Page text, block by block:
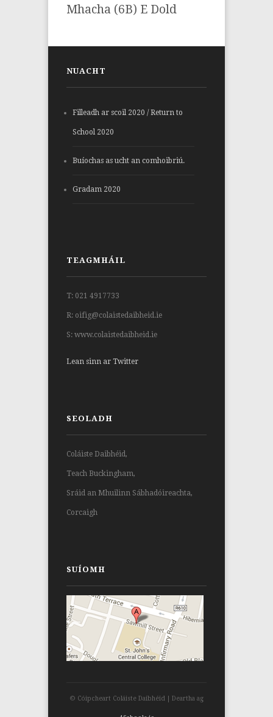
Mhacha (6B) E Dold
NUACHT
Filleadh ar scoil 2020 / Return to
School 2020
Buíochas as ucht an comhoibriú.
Gradam 2020
TEAGMHÁIL
T: 021 4917733
R: oifig@colaistedaibheid.ie
S: www.colaistedaibheid.ie
Lean sinn ar Twitter
SEOLADH
Coláiste Daibhéid,
Teach Buckingham,
Sráid an Mhuilinn Sábhadóireachta,
Corcaigh
SUÍOMH
© Cóipcheart Coláiste Daibhéid | Deartha ag